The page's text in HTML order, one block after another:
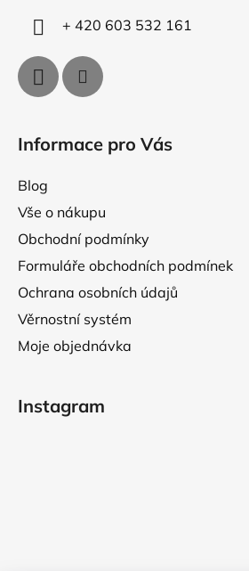
+ 420 603 532 161
Informace pro Vás
Blog
Vše o nákupu
Obchodní podmínky
Formuláře obchodních podmínek
Ochrana osobních údajů
Věrnostní systém
Moje objednávka
Instagram